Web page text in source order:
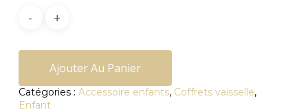
Ajouter Au Panier
Catégories : Accessoire enfants, Coffrets vaisselle,
Enfant